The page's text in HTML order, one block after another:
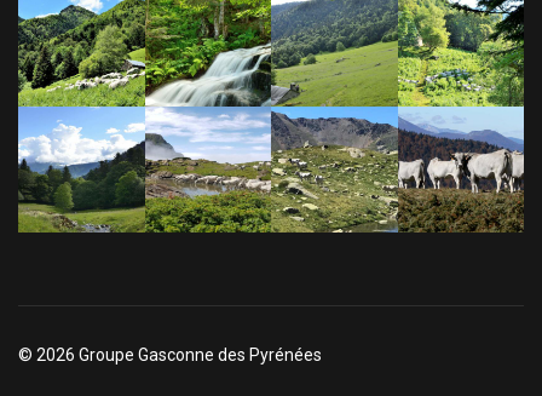
© 2026 Groupe Gasconne des Pyrénées